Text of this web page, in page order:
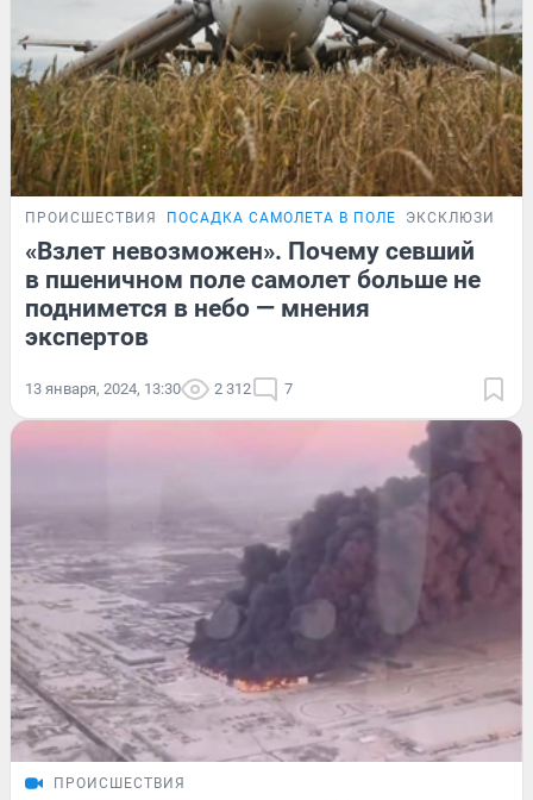
ПРОИСШЕСТВИЯ ПОСАДКА САМОЛЕТА В ПОЛЕ ЭКСКЛЮЗИВ
«Взлет невозможен». Почему севший
в пшеничном поле самолет больше не
поднимется в небо — мнения
экспертов
13 января, 2024, 13:30 2 312 7
ПРОИСШЕСТВИЯ